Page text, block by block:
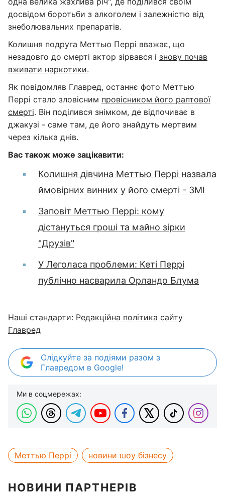
досвідом боротьби з алкоголем і залежністю від
знеболювальних препаратів.
Колишня подруга Меттью Перрі вважає, що
незадовго до смерті актор зірвався і знову почав
вживати наркотики.
Як повідомляв Главред, останнє фото Меттью
Перрі стало зловісним провісником його раптової
смерті. Він поділився знімком, де відпочиває в
джакузі - саме там, де його знайдуть мертвим
через кілька днів.
Вас також може зацікавити:
Колишня дівчина Меттью Перрі назвала
ймовірних винних у його смерті - ЗМІ
Заповіт Меттью Перрі: кому
дістануться гроші та майно зірки
"Друзів"
У Леголаса проблеми: Кеті Перрі
публічно насварила Орландо Блума
Наші стандарти: Редакційна політика сайту
Главред
Слідкуйте за подіями разом з
Главредом в Google!
Ми в соцмережах:
Меттью Перрі новини шоу бізнесу
НОВИНИ ПАРТНЕРІВ